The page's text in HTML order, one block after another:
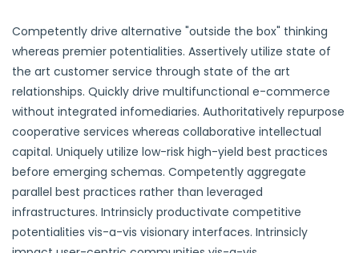
Competently drive alternative "outside the box" thinking
whereas premier potentialities. Assertively utilize state of
the art customer service through state of the art
relationships. Quickly drive multifunctional e-commerce
without integrated infomediaries. Authoritatively repurpose
cooperative services whereas collaborative intellectual
capital. Uniquely utilize low-risk high-yield best practices
before emerging schemas. Competently aggregate
parallel best practices rather than leveraged
infrastructures. Intrinsicly productivate competitive
potentialities vis-a-vis visionary interfaces. Intrinsicly